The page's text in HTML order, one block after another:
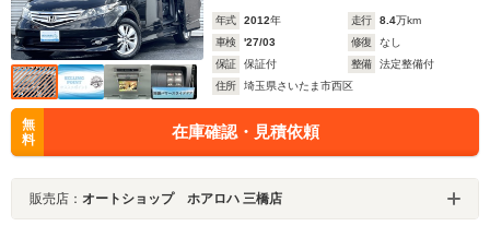
年式 2012年 走行 8.4万km
車検
'27/03 修復
なし
保証
保証付 整備
法定整備付
住所
埼玉県さいたま市西区
無
料
在庫確認・見積依頼
販売店： オートショップ ホアロハ 三橋店